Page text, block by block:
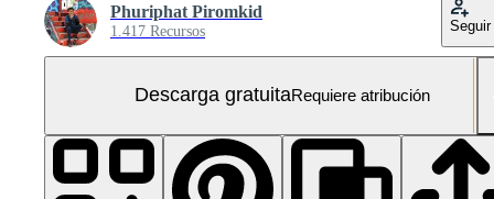
Phuriphat Piromkid
1.417 Recursos Seguir
Descarga gratuitaRequiere atribución